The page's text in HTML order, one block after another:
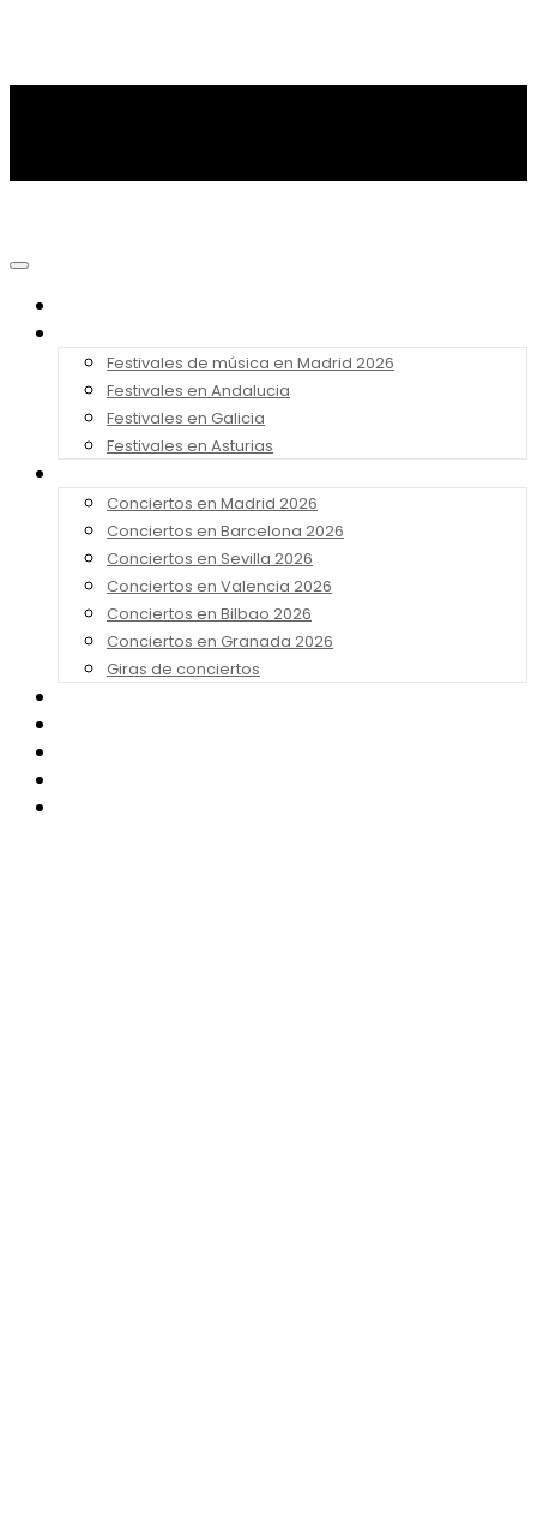
Festivales de música en Madrid 2026
Festivales en Andalucia
Festivales en Galicia
Festivales en Asturias
Conciertos en Madrid 2026
Conciertos en Barcelona 2026
Conciertos en Sevilla 2026
Conciertos en Valencia 2026
Conciertos en Bilbao 2026
Conciertos en Granada 2026
Giras de conciertos